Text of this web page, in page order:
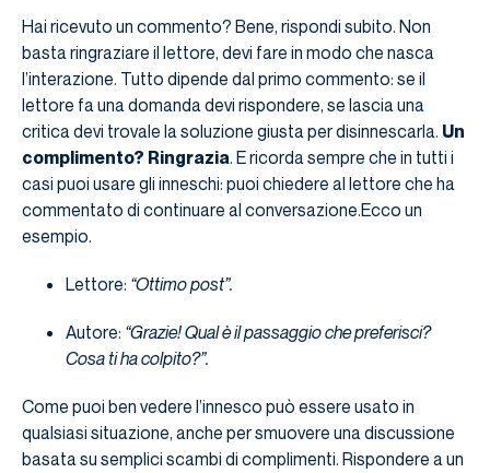
Hai ricevuto un commento? Bene, rispondi subito. Non
basta ringraziare il lettore, devi fare in modo che nasca
l’interazione. Tutto dipende dal primo commento: se il
lettore fa una domanda devi rispondere, se lascia una
critica devi trovale la soluzione giusta per disinnescarla. Un
complimento? Ringrazia. E ricorda sempre che in tutti i
casi puoi usare gli inneschi: puoi chiedere al lettore che ha
commentato di continuare al conversazione.Ecco un
esempio.
Lettore: “Ottimo post”.
Autore: “Grazie! Qual è il passaggio che preferisci?
Cosa ti ha colpito?”.
Come puoi ben vedere l’innesco può essere usato in
qualsiasi situazione, anche per smuovere una discussione
basata su semplici scambi di complimenti. Rispondere a un